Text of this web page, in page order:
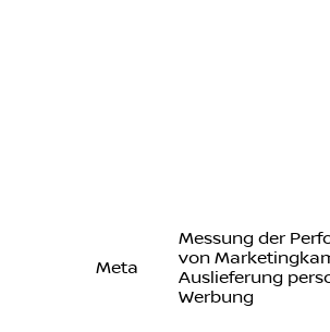
Meta
Messung der
von
Auslieferung
Werbung